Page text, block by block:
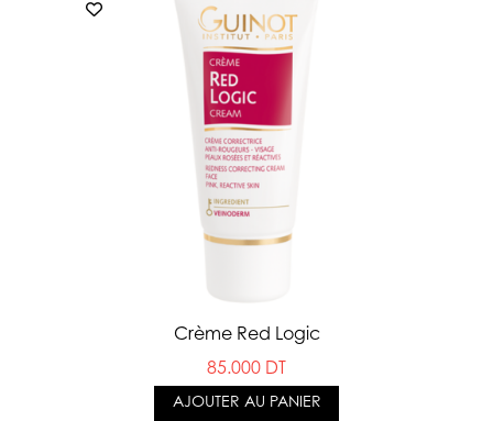
Crème Red Logic
85.000 DT
AJOUTER AU PANIER